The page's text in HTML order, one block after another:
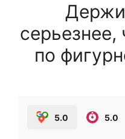
по
5.0 5.0